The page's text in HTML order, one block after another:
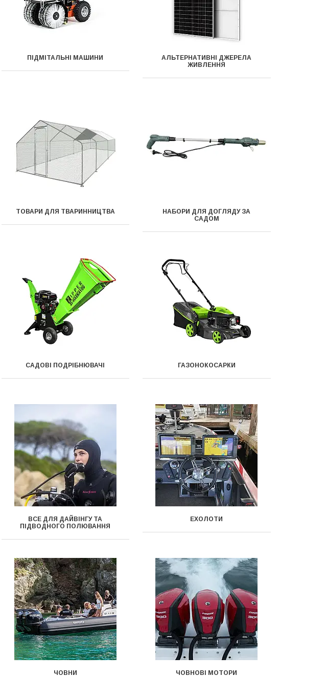
ПІДМІТАЛЬНІ МАШИНИ
АЛЬТЕРНАТИВНІ ДЖЕРЕЛА
ЖИВЛЕННЯ
ТОВАРИ ДЛЯ ТВАРИННИЦТВА
НАБОРИ ДЛЯ ДОГЛЯДУ ЗА
САДОМ
САДОВІ ПОДРІБНЮВАЧІ ГАЗОНОКОСАРКИ
ВСЕ ДЛЯ ДАЙВІНГУ ТА
ПІДВОДНОГО ПОЛЮВАННЯ
ЕХОЛОТИ
ЧОВНИ ЧОВНОВІ МОТОРИ